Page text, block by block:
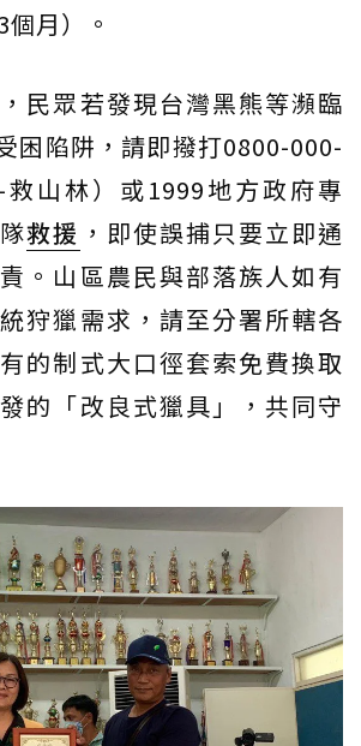
月）。
民眾若發現台灣黑熊等瀕臨
困陷阱，請即撥打0800-000-
山林）或1999地方政府專
救援 ，即使誤捕只要立即通
。山區農民與部落族人如有
狩獵需求，請至分署所轄各
的制式大口徑套索免費換取
的「改良式獵具」，共同守